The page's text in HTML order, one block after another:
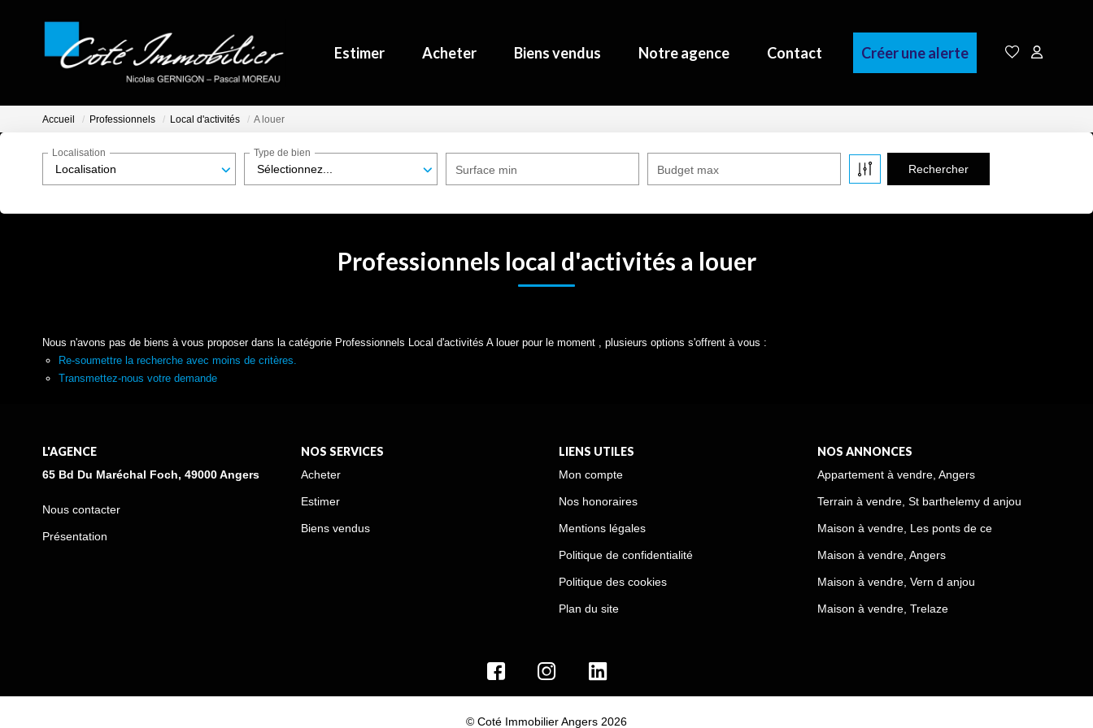
Estimer Acheter Biens vendus Notre agence Contact Créer une alerte
Accueil Professionnels Local d'activités A louer
Localisation
Localisation
Sélectionnez...
Type de bien
Surface min Budget max
Professionnels local d'activités a louer
Nous n'avons pas de biens à vous proposer dans la catégorie Professionnels Local d'activités A louer pour le moment , plusieurs options s'offrent à vous :
Re-soumettre la recherche avec moins de critères.
Transmettez-nous votre demande
L'AGENCE
65 Bd Du Maréchal Foch, 49000 Angers
Nous contacter
Présentation
NOS SERVICES
Acheter
Estimer
Biens vendus
LIENS UTILES
Mon compte
Nos honoraires
Mentions légales
Politique de confidentialité
Politique des cookies
Plan du site
NOS ANNONCES
Appartement à vendre, Angers
Terrain à vendre, St barthelemy d anjou
Maison à vendre, Les ponts de ce
Maison à vendre, Angers
Maison à vendre, Vern d anjou
Maison à vendre, Trelaze
© Coté Immobilier Angers 2026